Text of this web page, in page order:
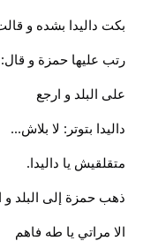
بكت داليدا بشده و
رتب عليها حمزة و
على البلد و ارجع
داليدا بتوتر: لا بلاش...
متقلقيش يا داليدا.
ذهب حمزة إلى البلد
الا مراتي يا طه فاهم